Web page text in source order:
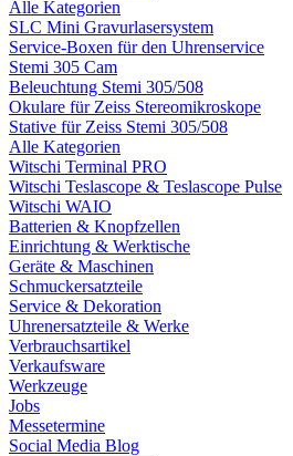
Alle Kategorien
SLC Mini Gravurlasersystem
Service-Boxen für den Uhrenservice
Stemi 305 Cam
Beleuchtung Stemi 305/508
Okulare für Zeiss Stereomikroskope
Stative für Zeiss Stemi 305/508
Alle Kategorien
Witschi Terminal PRO
Witschi Teslascope & Teslascope Pulse
Witschi WAIO
Batterien & Knopfzellen
Einrichtung & Werktische
Geräte & Maschinen
Schmuckersatzteile
Service & Dekoration
Uhrenersatzteile & Werke
Verbrauchsartikel
Verkaufsware
Werkzeuge
Jobs
Messetermine
Social Media Blog